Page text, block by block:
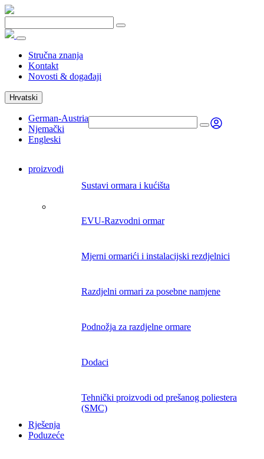
Stručna znanja
Kontakt
Novosti & događaji
Hrvatski
German-Austria
Njemački
Engleski
proizvodi
Sustavi ormara i kućišta
EVU-Razvodni ormar
Mjerni ormarići i instalacijski rezdjelnici
Razdjelni ormari za posebne namjene
Podnožja za razdjelne ormare
Dodaci
Tehnički proizvodi od prešanog poliestera
(SMC)
Rješenja
Poduzeće